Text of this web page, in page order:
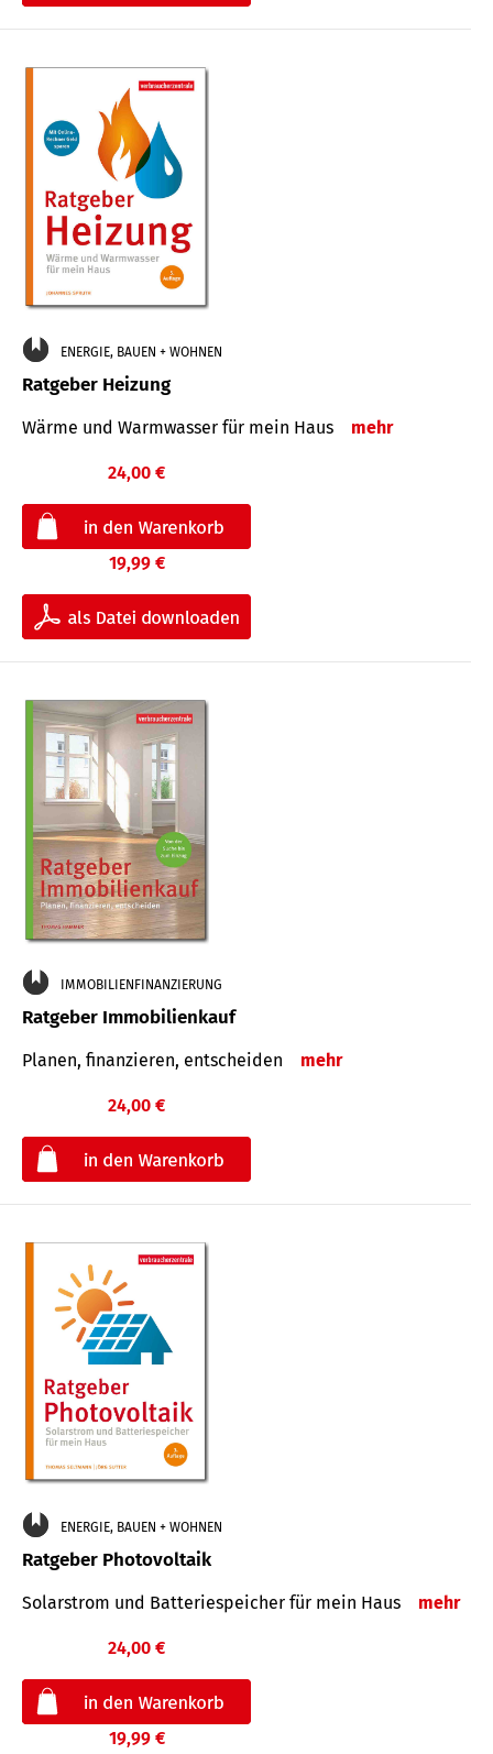
ENERGIE, BAUEN + WOHNEN
Ratgeber Heizung
Wärme und Warmwasser für mein Haus mehr
24,00 €
19,99 €
IMMOBILIENFINANZIERUNG
Ratgeber Immobilienkauf
Planen, finanzieren, entscheiden mehr
24,00 €
ENERGIE, BAUEN + WOHNEN
Ratgeber Photovoltaik
Solarstrom und Batteriespeicher für mein Haus mehr
24,00 €
19,99 €